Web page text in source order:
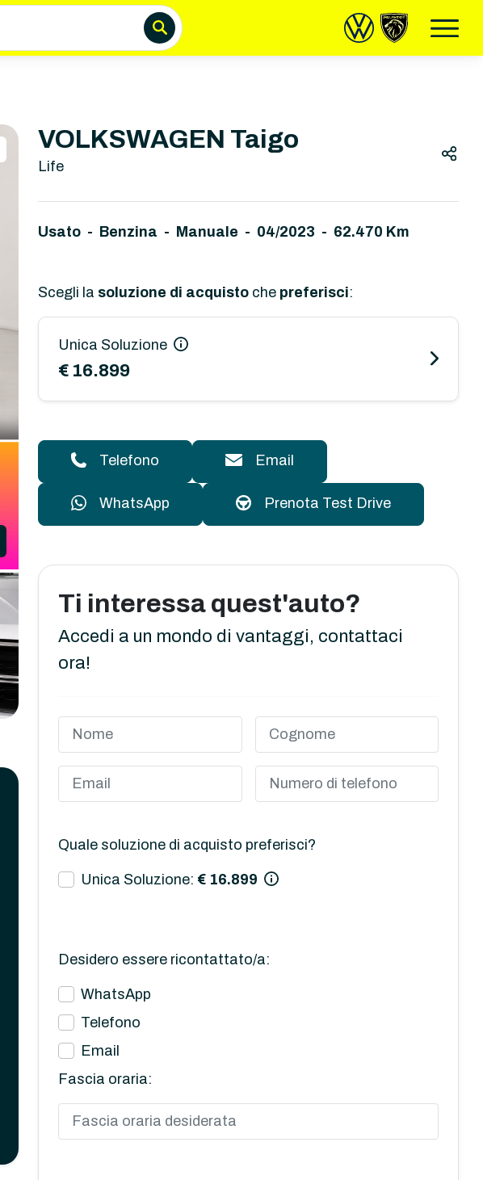
VOLKSWAGEN Taigo
Life
Usato - Benzina - Manuale - 04/2023 - 62.470 Km
Scegli la soluzione di acquisto che preferisci:
Unica Soluzione
€ 16.899
Telefono Email
WhatsApp Prenota Test Drive
Ti interessa quest'auto?
Accedi a un mondo di vantaggi, contattaci
ora!
Quale soluzione di acquisto preferisci?
Unica Soluzione: € 16.899
Desidero essere ricontattato/a:
WhatsApp
Telefono
Email
Fascia oraria: